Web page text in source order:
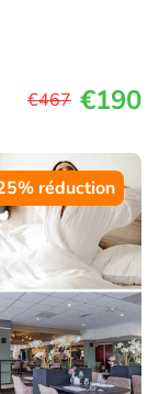
€467 €190
réduction